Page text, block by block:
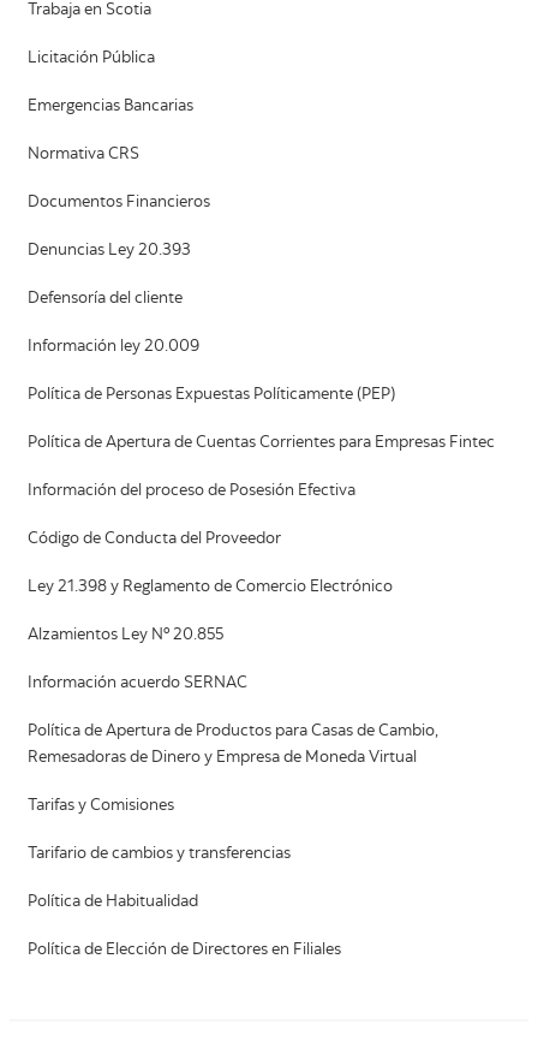
Trabaja en Scotia
Licitación Pública
Emergencias Bancarias
Normativa CRS
Documentos Financieros
Denuncias Ley 20.393
Defensoría del cliente
Información ley 20.009
Política de Personas Expuestas Políticamente (PEP)
Política de Apertura de Cuentas Corrientes para Empresas Fintec
Información del proceso de Posesión Efectiva
Código de Conducta del Proveedor
Ley 21.398 y Reglamento de Comercio Electrónico
Alzamientos Ley Nº 20.855
Información acuerdo SERNAC
Política de Apertura de Productos para Casas de Cambio,
Remesadoras de Dinero y Empresa de Moneda Virtual
Tarifas y Comisiones
Tarifario de cambios y transferencias
Política de Habitualidad
Política de Elección de Directores en Filiales